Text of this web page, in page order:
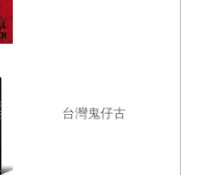
台灣鬼仔古